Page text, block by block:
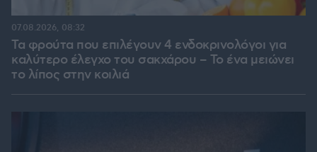
Τα φρούτα που επιλέγουν 4 ενδοκρινολόγοι για
καλύτερο έλεγχο του σακχάρου – Το ένα μειώνει
το λίπος στην κοιλιά
07.08.2026, 08:32